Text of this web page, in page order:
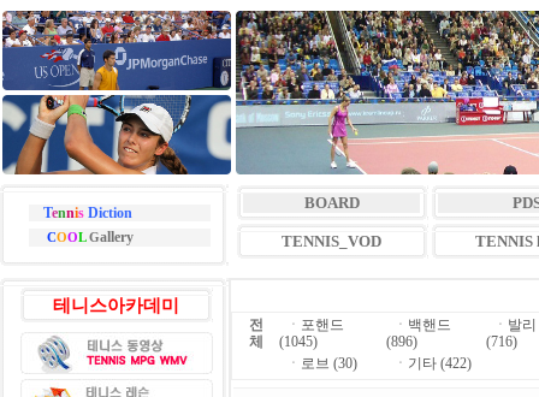
TennisDiction
COOLGallery
BOARD
TENNIS_VOD TENNIS
테니스아카데미
전
체
ㆍ 포핸드
(1045)
ㆍ 백핸드
(896)
ㆍ 발리
(716)
ㆍ 로브 (30) ㆍ 기타 (422)